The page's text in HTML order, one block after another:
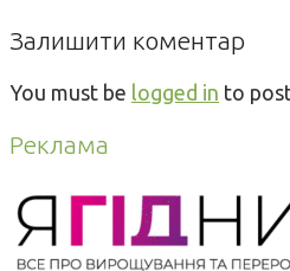
Залишити коментар
You must be logged in to
Реклама